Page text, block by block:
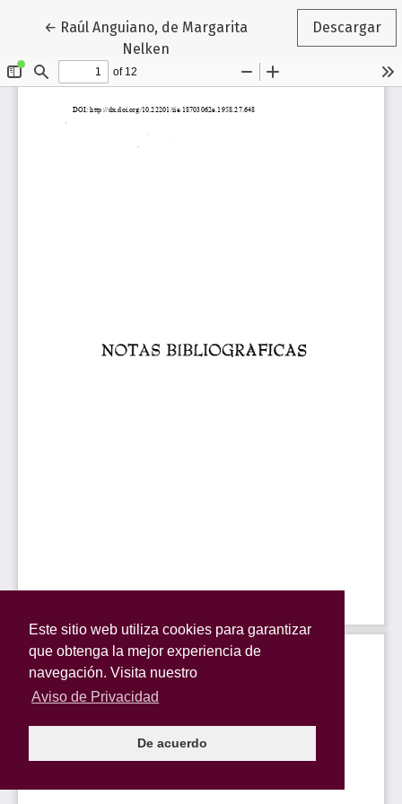
Este sitio web utiliza cookies para garantizar
que obtenga la mejor experiencia de
navegación. Visita nuestro
Aviso de Privacidad
De acuerdo
← Volver a los detalles del artículo
Raúl Anguiano, de Margarita
Nelken
Descargar